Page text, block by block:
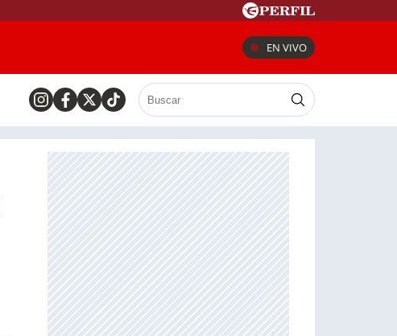
EN VIVO